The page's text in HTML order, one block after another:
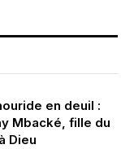
en deuil :
Mbacké, fille du
Dieu